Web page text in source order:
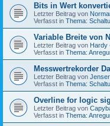
Bits in Wert
Letzter Beitrag von
Verfasst in Thema:
Variable Breite von
Letzter Beitrag von Hardy
Verfasst in Thema:
Messwertrekorder
Letzter Beitrag von
Verfasst in Thema:
Overline for logic
Letzter Beitrag von
Verfasst in Thema: